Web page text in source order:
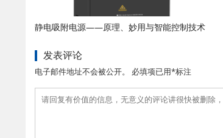
静电吸附电源——原理、妙用与智能控制技术
发表评论
电子邮件地址不会被公开。 必填项已用*标注